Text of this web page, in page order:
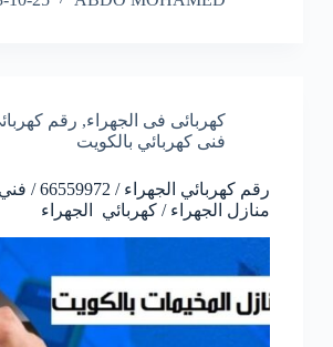
كهربائى فى الجهراء, رقم
فنى كهربائي بالكويت
رقم كهربائي
منازل الجهراء / كهربائي الجهراء